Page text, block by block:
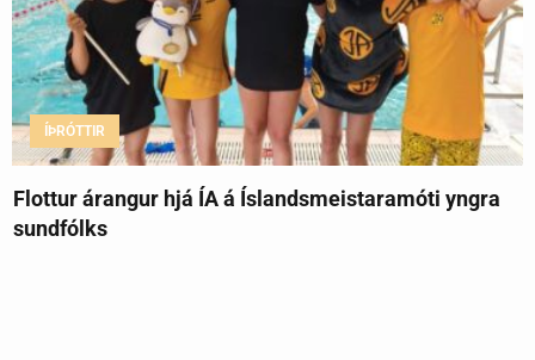
ÍÞRÓTTIR
Flottur árangur hjá ÍA á Íslandsmeistaramóti yngra
sundfólks